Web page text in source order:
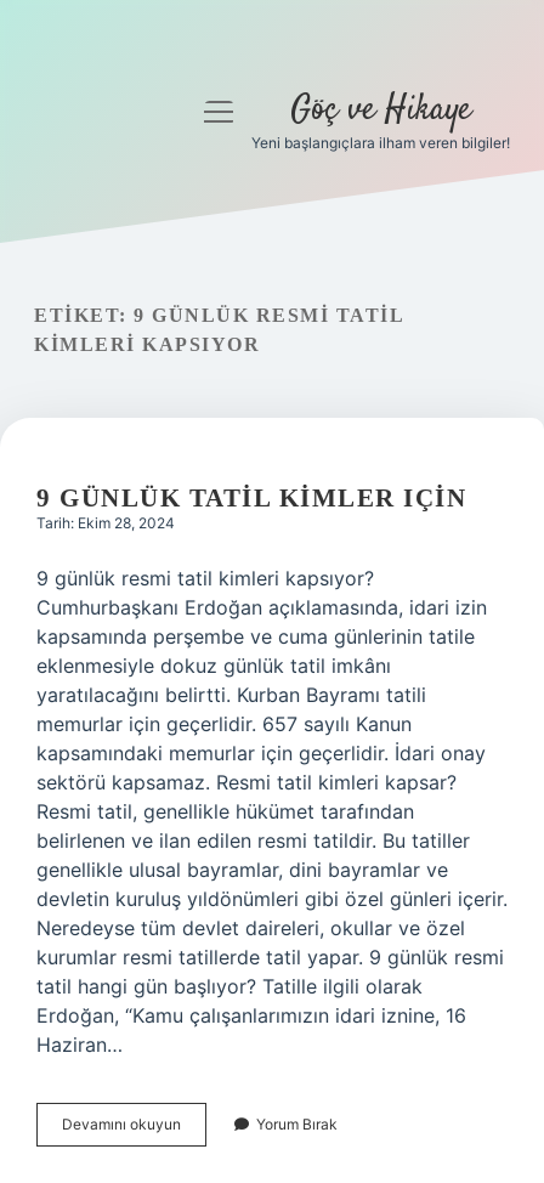
Gizlilik Politikası
Hakkımızda
menüyü
Göç ve Hikaye
Yeni başlangıçlara ilham veren bilgiler!
ETIKET: 9 GÜNLÜK RESMI TATIL
KIMLERI KAPSIYOR
9 GÜNLÜK TATIL KIMLER IÇIN
Tarih: Ekim 28, 2024
9 günlük resmi tatil kimleri kapsıyor?
Cumhurbaşkanı Erdoğan açıklamasında, idari izin
kapsamında perşembe ve cuma günlerinin tatile
eklenmesiyle dokuz günlük tatil imkânı
yaratılacağını belirtti. Kurban Bayramı tatili
memurlar için geçerlidir. 657 sayılı Kanun
kapsamındaki memurlar için geçerlidir. İdari onay
sektörü kapsamaz. Resmi tatil kimleri kapsar?
Resmi tatil, genellikle hükümet tarafından
belirlenen ve ilan edilen resmi tatildir. Bu tatiller
genellikle ulusal bayramlar, dini bayramlar ve
devletin kuruluş yıldönümleri gibi özel günleri içerir.
Neredeyse tüm devlet daireleri, okullar ve özel
kurumlar resmi tatillerde tatil yapar. 9 günlük resmi
tatil hangi gün başlıyor? Tatille ilgili olarak
Erdoğan, “Kamu çalışanlarımızın idari iznine, 16
Haziran…
Devamını okuyun
Günlük
Yorum Bırak